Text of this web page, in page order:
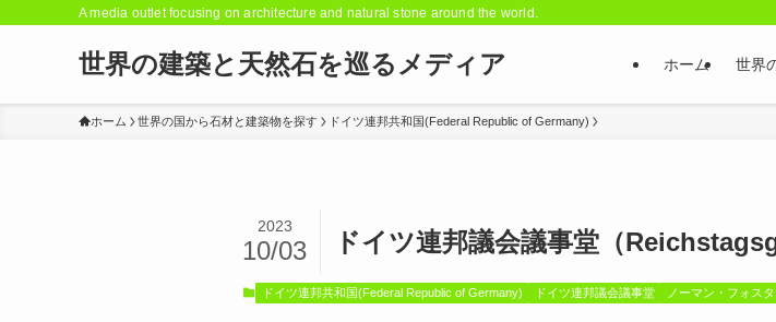
A media outlet focusing on architecture and natural stone around the world.
世界の建築と天然石を巡るメディア ホーム 世界
ホーム 世界の国から石材と建築物を探す ドイツ連邦共和国(Federal Republic of Germany)
ドイツ連邦議会議事堂（
2023
10/03
ドイツ連邦共和国(Federal Republic of Germany) ドイツ連邦議会議事堂 ノーマン・フォス